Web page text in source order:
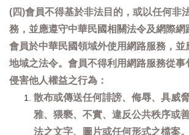
(四)會員不得基於非法目的，或以任何非
務，並應遵守中華民國相關法令及網際網
會員於中華民國領域外使用網路服務，並
地域之法令。會員不得利用網路服務從事
侵害他人權益之行為：
散布或傳送任何誹謗、侮辱、具威
雅、猥褻、不實、違反公共秩序或
法之文字、圖片或任何形式之檔案。